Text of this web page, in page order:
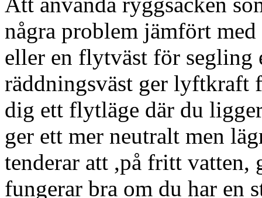
några problem jämfört
eller en flytväst för
räddningsväst ger lyftkraft
dig ett flytläge där du
ger ett mer neutralt men
tenderar att ,på fritt vatten,
fungerar bra om du har en